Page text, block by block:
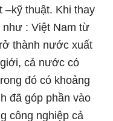
–kỹ thuật. Khi thay
như : Việt Nam từ
thành nước xuất
cả nước có
đó có khoảng
đã góp phần vào
công nghiệp cả